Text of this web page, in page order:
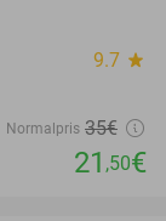
9.7 star
Normalpris 35€
21 ,50€